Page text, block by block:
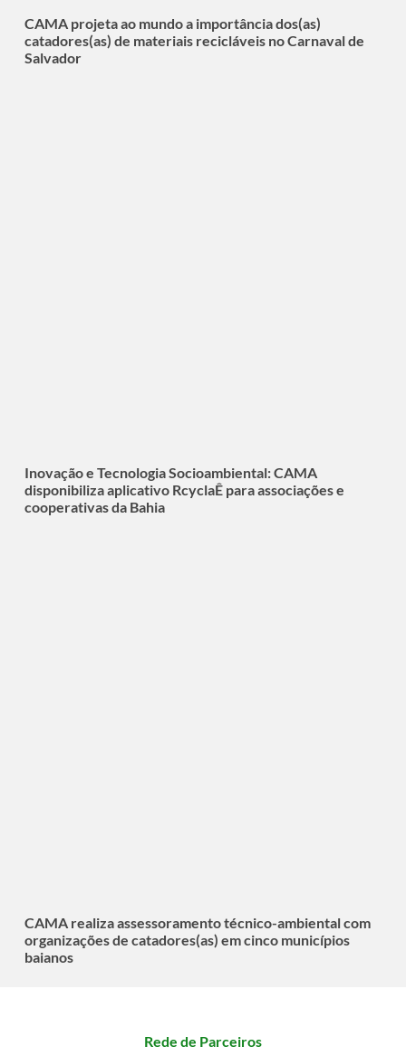
CAMA projeta ao mundo a importância dos(as)
catadores(as) de materiais recicláveis no Carnaval de
Salvador
Inovação e Tecnologia Socioambiental: CAMA
disponibiliza aplicativo RcyclaÊ para associações e
cooperativas da Bahia
CAMA realiza assessoramento técnico-ambiental com
organizações de catadores(as) em cinco municípios
baianos
Rede de Parceiros